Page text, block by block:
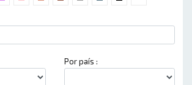
Por país :